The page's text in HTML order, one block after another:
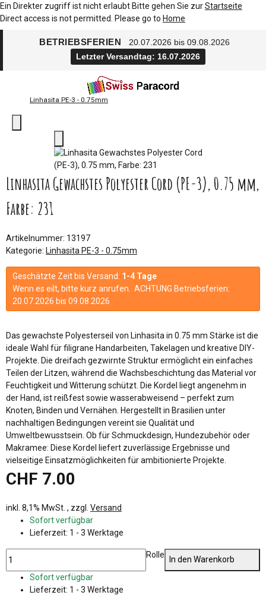
Ein Direkter zugriff ist nicht erlaubt Bitte gehen Sie zurStartseite
Direct access is not permitted. Please go to Home
BETRIEBSFERIEN
20.07.2026 bis 09.08.2026
Letzter Versandtag: 16.07.2026
Linhasita PE-3 - 0.75mm
Linhasita Gewachstes Polyester Cord (PE-3), 0.75 mm,
Farbe: 231
Artikelnummer: 13197
Kategorie: Linhasita PE-3 - 0.75mm
Geschätzte Zeit bis Versand: 1-4 Tage
Wenn es eilt, bitte kurz anrufen. ACHTUNG Betriebsferien:
20.07.2026 bis 09.08.2026
Das gewachste Polyesterseil von Linhasita in 0.75 mm Stärke ist die
ideale Wahl für filigrane Handarbeiten, Takelagen und kreative DIY-
Projekte. Die dreifach gezwirnte Struktur ermöglicht ein einfaches
Teilen der Litzen, während die Wachsbeschichtung das Material vor
Feuchtigkeit und Witterung schützt. Die Kordel liegt angenehm in
der Hand, ist reißfest sowie wasserabweisend – perfekt zum
Knoten, Binden und Vernähen. Hergestellt in Brasilien unter
nachhaltigen Bedingungen vereint sie Qualität und
Umweltbewusstsein. Ob für Schmuckdesign, Hundezubehör oder
Makramee: Diese Kordel liefert zuverlässige Ergebnisse und
vielseitige Einsatzmöglichkeiten für ambitionierte Projekte.
CHF 7.00
inkl. 8,1% MwSt. , zzgl. Versand
Sofort verfügbar
Lieferzeit: 1 - 3 Werktage
Rolle
In den Warenkorb
Sofort verfügbar
Lieferzeit: 1 - 3 Werktage